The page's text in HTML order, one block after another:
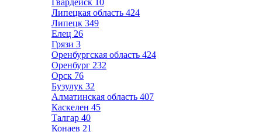
Гвардейск 10
Липецкая область 424
Липецк 349
Елец 26
Грязи 3
Оренбургская область 424
Оренбург 232
Орск 76
Бузулук 32
Алматинская область 407
Каскелен 45
Талгар 40
Конаев 21